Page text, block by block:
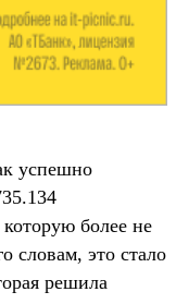
успешно
более не
словам, это стало
решила